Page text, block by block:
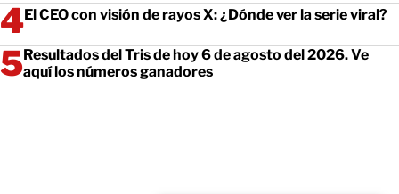
El CEO con visión de rayos X: ¿Dónde ver la serie viral?
Resultados del Tris de hoy 6 de agosto del 2026. Ve
aquí los números ganadores